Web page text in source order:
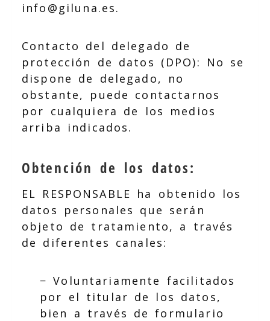
info@giluna.es.
Contacto del delegado de
protección de datos (DPO): No se
dispone de delegado, no
obstante, puede contactarnos
por cualquiera de los medios
arriba indicados.
Obtención de los datos:
EL RESPONSABLE ha obtenido los
datos personales que serán
objeto de tratamiento, a través
de diferentes canales:
− Voluntariamente facilitados
por el titular de los datos,
bien a través de formulario